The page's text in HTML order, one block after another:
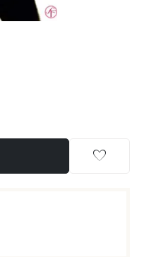
favorite